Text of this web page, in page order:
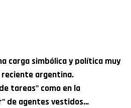
carga simbólica y política muy
argentina.
tareas" como en la
de agentes vestidos…